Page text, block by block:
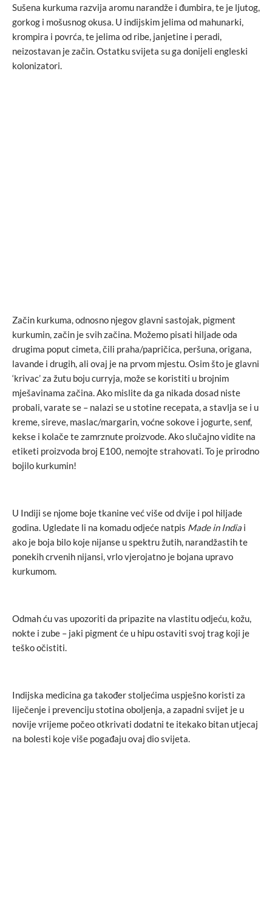
Sušena kurkuma razvija aromu narandže i đumbira, te je ljutog,
gorkog i mošusnog okusa. U indijskim jelima od mahunarki,
krompira i povrća, te jelima od ribe, janjetine i peradi,
neizostavan je začin. Ostatku svijeta su ga donijeli engleski
kolonizatori.
Začin kurkuma, odnosno njegov glavni sastojak, pigment
kurkumin, začin je svih začina. Možemo pisati hiljade oda
drugima poput cimeta, čili praha/papričica, peršuna, origana,
lavande i drugih, ali ovaj je na prvom mjestu. Osim što je glavni
‘krivac’ za žutu boju curryja, može se koristiti u brojnim
mješavinama začina. Ako mislite da ga nikada dosad niste
probali, varate se – nalazi se u stotine recepata, a stavlja se i u
kreme, sireve, maslac/margarin, voćne sokove i jogurte, senf,
kekse i kolače te zamrznute proizvode. Ako slučajno vidite na
etiketi proizvoda broj E100, nemojte strahovati. To je prirodno
bojilo kurkumin!
U Indiji se njome boje tkanine već više od dvije i pol hiljade
godina. Ugledate li na komadu odjeće natpis Made in India i
ako je boja bilo koje nijanse u spektru žutih, narandžastih te
ponekih crvenih nijansi, vrlo vjerojatno je bojana upravo
kurkumom.
Odmah ću vas upozoriti da pripazite na vlastitu odjeću, kožu,
nokte i zube – jaki pigment će u hipu ostaviti svoj trag koji je
teško očistiti.
Indijska medicina ga također stoljećima uspješno koristi za
liječenje i prevenciju stotina oboljenja, a zapadni svijet je u
novije vrijeme počeo otkrivati dodatni te itekako bitan utjecaj
na bolesti koje više pogađaju ovaj dio svijeta.